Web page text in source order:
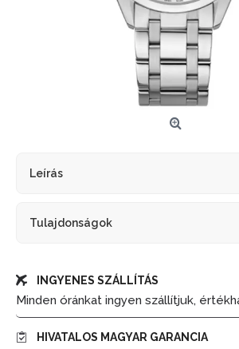
Leírás
Tulajdonságok
INGYENES SZÁLLÍTÁS
Minden óránkat ingyen szállítjuk,
HIVATALOS MAGYAR GARANCIA